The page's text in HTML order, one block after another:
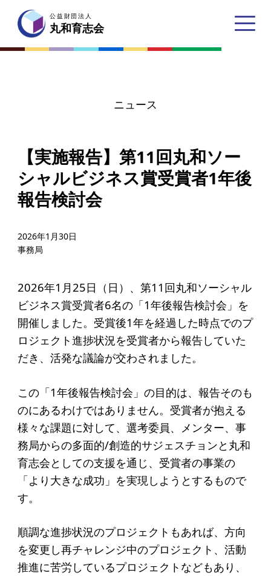
公益財団法人
丸和育志会
丸和育志会とは
理事長あいさつ
丸和育志会の目指す未来
学生のみなさんへ
起業家のみなさんへ
起業を考えている
みなさんへ
応援したいみなさんへ
財団概要
理念
沿革
組織
事業内容
年間スケジュール
定款
個人情報保護方針
アクセス
公益財団法人
丸和育志会
ニュース
【実施報告】第11回丸和ソー
シャルビジネス賞受賞者1年後
報告検討会
2026年1月30日
事務局
2026年1月25日（日）、第11回丸和ソーシャル
ビジネス賞受賞者6名の「1年後報告検討会」を
開催しました。受賞後1年を経過した時点でのプ
ロジェクト進捗状況を受賞者から報告していた
だき、活発な議論が交わされました。
この「1年後報告検討会」の目的は、報告そのも
のにあるわけではありません。受賞者が抱える
様々な課題に対して、選考委員、メンター、事
務局からの多面的/創造的サジェスチョンと丸和
育志会としての支援を通じ、受賞者の事業の
「より大きな成功」を実現しようとするもので
す。
順調な進捗状況のプロジェクトもあれば、方向
を変更し再チャレンジ中のプロジェクト、活動
推進に苦労しているプロジェクトなどもあり、